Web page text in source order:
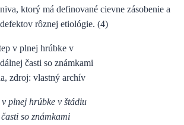
ktorý má definované cievne zásobenie a
rôznej etiológie. (4)
plnej hrúbke v štádiu
so známkami